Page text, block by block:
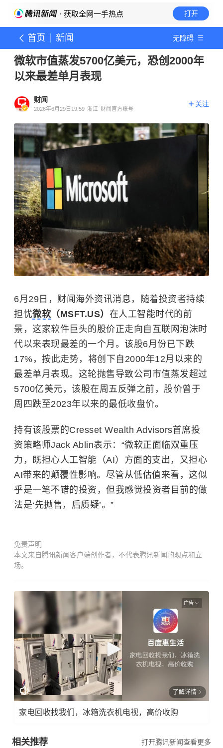
· 获取全网一手热点 打开
首页 新闻 无障碍
微软市值蒸发5700亿美元，恐创2000年
以来最差单月表现
财闻
2026年6月29日19:59 浙江 财闻官方账号
关注
6月29日，财闻海外资讯消息，随着投资者持续
担忧微软 （MSFT.US） 在人工智能时代的前
景，这家软件巨头的股价正走向自互联网泡沫时
代以来表现最差的一个月。该股6月份已下跌
17%，按此走势，将创下自2000年12月以来的
最差单月表现。这轮抛售导致公司市值蒸发超过
5700亿美元，该股在周五反弹之前，股价曾于
周四跌至2023年以来的最低收盘价。
持有该股票的Cresset Wealth Advisors首席投
资策略师Jack Ablin表示：“微软正面临双重压
力，既担心人工智能（AI）方面的支出，又担心
AI带来的颠覆性影响。尽管从低估值来看，这似
乎是一笔不错的投资，但我感觉投资者目前的做
法是‘先抛售，后质疑’。”
免责声明
本文来自腾讯新闻客户端创作者，不代表腾讯新闻的观点和立
场。
广告
了解详情
家电回收找我们，冰箱洗衣机电视，高价收购
相关推荐 打开腾讯新闻查看更多